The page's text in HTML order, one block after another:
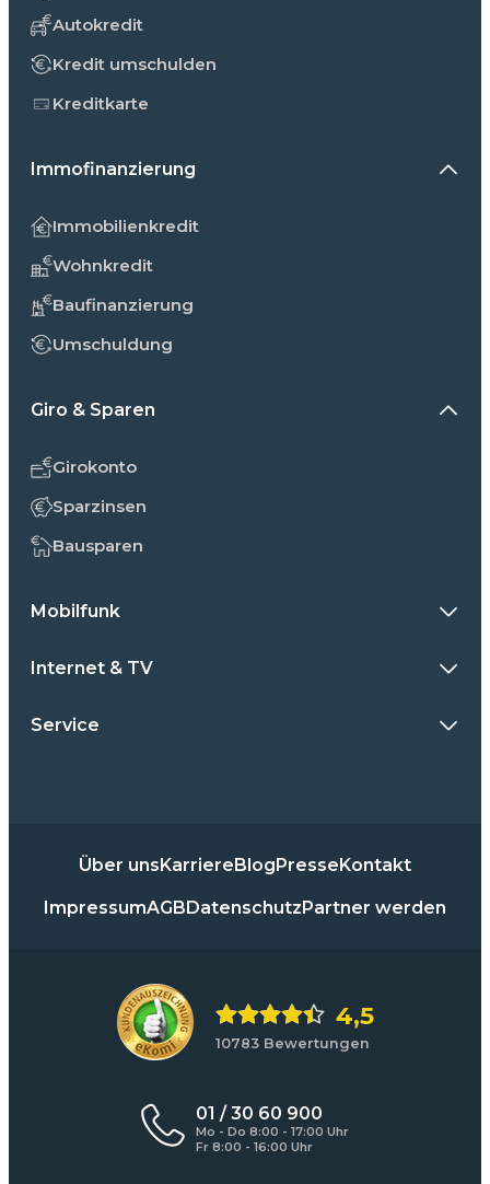
Autokredit
Kredit umschulden
Kreditkarte
Immofinanzierung
Immobilienkredit
Wohnkredit
Baufinanzierung
Umschuldung
Giro & Sparen
Girokonto
Sparzinsen
Bausparen
Mobilfunk
Internet & TV
Service
Über unsKarriereBlogPresseKontakt
ImpressumAGBDatenschutzPartner werden
4,5
10783 Bewertungen
01 / 30 60 900
Mo - Do 8:00 - 17:00 Uhr
Fr 8:00 - 16:00 Uhr